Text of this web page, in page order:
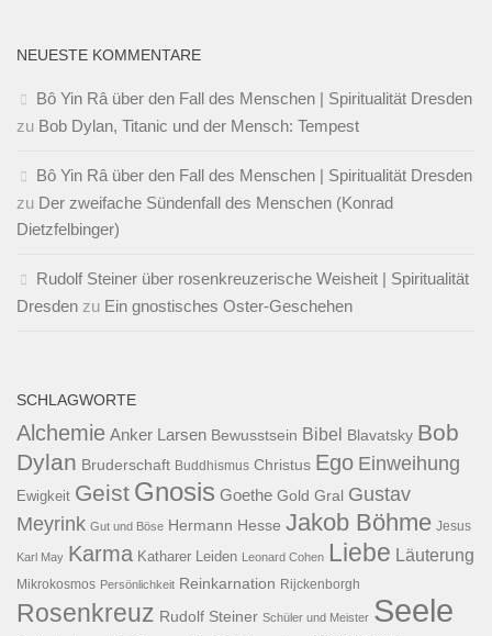
NEUESTE KOMMENTARE
Bô Yin Râ über den Fall des Menschen | Spiritualität Dresden
zu Bob Dylan, Titanic und der Mensch: Tempest
Bô Yin Râ über den Fall des Menschen | Spiritualität Dresden
zu Der zweifache Sündenfall des Menschen (Konrad
Dietzfelbinger)
Rudolf Steiner über rosenkreuzerische Weisheit | Spiritualität
Dresden zu Ein gnostisches Oster-Geschehen
SCHLAGWORTE
Alchemie Anker Larsen Bewusstsein Bibel Blavatsky Bob
Dylan Bruderschaft Buddhismus Christus Ego Einweihung
Ewigkeit Geist Gnosis Goethe Gold Gral Gustav
Meyrink Gut und Böse Hermann Hesse Jakob Böhme Jesus
Karl May Karma Katharer Leiden Leonard Cohen Liebe Läuterung
Mikrokosmos Persönlichkeit Reinkarnation Rijckenborgh
Rosenkreuz Rudolf Steiner Schüler und Meister Seele